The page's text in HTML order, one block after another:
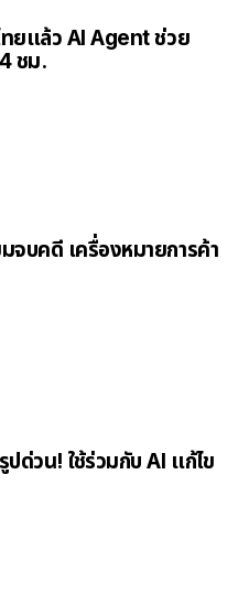
ทยแล้ว AI Agent ช่วย
ชม.
บคดี เครื่องหมายการค้า
ด่วน! ใช้ร่วมกับ AI แก้ไข